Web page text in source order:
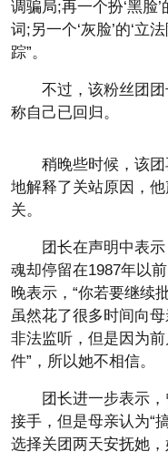
调骗局;再一个扮‘黑脸
词;另一个‘灰脸’的‘立
踪”。
不过，该粉丝团
称自己已回归。
稍晚些时候，该
地解释了关站原因，
关。
团长在声明中表
魂却停留在1987年以
晚表示，“你若要继续
虽然花了很多时间向
非法监听，但是因为
件”，所以她不相信。
团长进一步表示
接手，但是母亲认为“
选择关团两天安抚她，